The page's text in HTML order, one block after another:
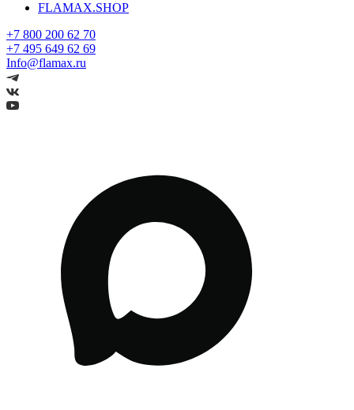
FLAMAX.SHOP
+7 800 200 62 70
+7 495 649 62 69
Info@flamax.ru